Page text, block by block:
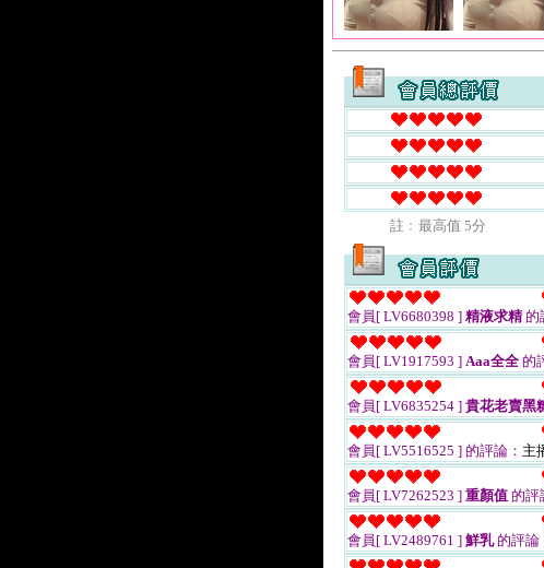
註﹕最高值 5分
會員[ LV6680398 ] 精液求精 的
會員[ LV1917593 ] Aaa全全 的
會員[ LV6835254 ] 貴花老賣黑
會員[ LV5516525 ] 的評論： 主
會員[ LV7262523 ] 重顏值 的評
會員[ LV2489761 ] 鮮乳的評論